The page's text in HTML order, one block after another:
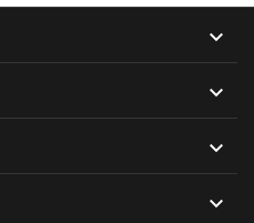



